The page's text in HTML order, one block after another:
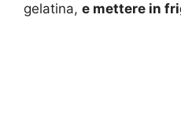
gelatina, e mettere in